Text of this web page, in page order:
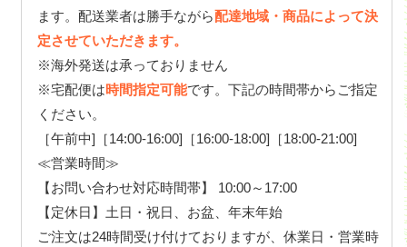
ます。配送業者は勝手ながら配達地域・商品によって決
定させていただきます。
※海外発送は承っておりません
※宅配便は時間指定可能です。下記の時間帯からご指定
ください。
［午前中]［14:00-16:00]［16:00-18:00]［18:00-21:00]
≪営業時間≫
【お問い合わせ対応時間帯】 10:00～17:00
【定休日】土日・祝日、お盆、年末年始
ご注文は24時間受け付けておりますが、休業日・営業時